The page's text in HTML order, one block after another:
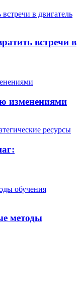
встречи в
изменениями
методы